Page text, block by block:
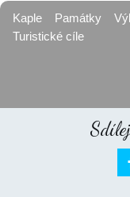
Kaple Památky
Turistické cíle